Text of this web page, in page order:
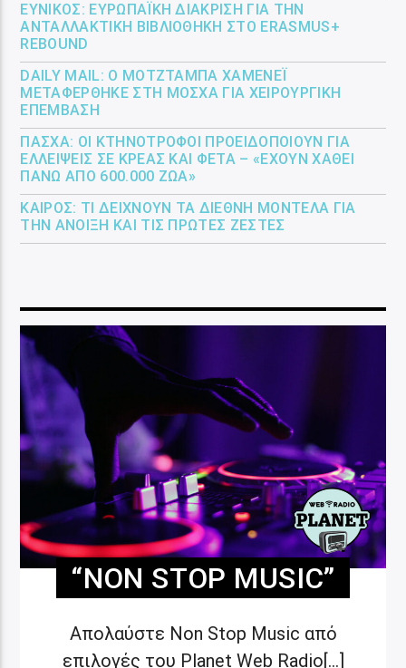
ΕΎΝΙΚΟΣ: ΕΥΡΩΠΑΪΚΉ ΔΙΆΚΡΙΣΗ ΓΙΑ ΤΗΝ
ΑΝΤΑΛΛΑΚΤΙΚΉ ΒΙΒΛΙΟΘΉΚΗ ΣΤΟ ERASMUS+
REBOUND
DAILY MAIL: Ο ΜΟΤΖΤΆΜΠΑ ΧΑΜΕΝΕΪ́
ΜΕΤΑΦΈΡΘΗΚΕ ΣΤΗ ΜΌΣΧΑ ΓΙΑ ΧΕΙΡΟΥΡΓΙΚΉ
ΕΠΈΜΒΑΣΗ
ΠΆΣΧΑ: ΟΙ ΚΤΗΝΟΤΡΌΦΟΙ ΠΡΟΕΙΔΟΠΟΙΟΎΝ ΓΙΑ
ΕΛΛΕΊΨΕΙΣ ΣΕ ΚΡΈΑΣ ΚΑΙ ΦΈΤΑ – «ΈΧΟΥΝ ΧΑΘΕΊ
ΠΆΝΩ ΑΠΌ 600.000 ΖΏΑ»
ΚΑΙΡΌΣ: ΤΙ ΔΕΊΧΝΟΥΝ ΤΑ ΔΙΕΘΝΉ ΜΟΝΤΈΛΑ ΓΙΑ
ΤΗΝ ΆΝΟΙΞΗ ΚΑΙ ΤΙΣ ΠΡΏΤΕΣ ΖΈΣΤΕΣ
“NON STOP MUSIC”
Απολαύστε Non Stop Music από
επιλογές του Planet Web Radio[...]